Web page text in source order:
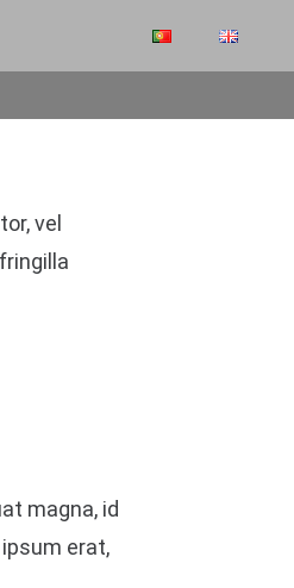
vel
magna, id
erat,